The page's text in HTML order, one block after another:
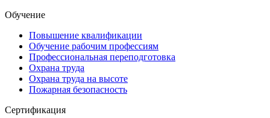
Обучение
Повышение квалификации
Обучение рабочим профессиям
Профессиональная переподготовка
Охрана труда
Охрана труда на высоте
Пожарная безопасность
Сертификация